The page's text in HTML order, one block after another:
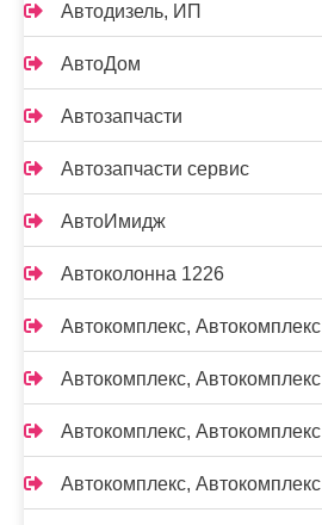
Автодизель, ИП
АвтоДом
Автозапчасти
Автозапчасти сервис
АвтоИмидж
Автоколонна 1226
Автокомплекс, Автокомплекс
Автокомплекс, Автокомплекс
Автокомплекс, Автокомплекс
Автокомплекс, Автокомплекс